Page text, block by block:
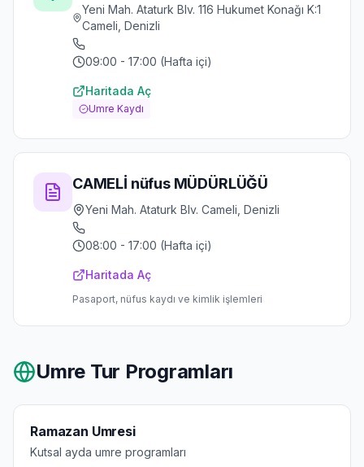
Yeni Mah. Ataturk Blv. 116 Hukumet Konağı K:1
Cameli, Denizli
09:00 - 17:00 (Hafta içi)
Haritada Aç
Umre Kaydı
CAMELİ nüfus MÜDÜRLÜĞÜ
Yeni Mah. Ataturk Blv. Cameli, Denizli
08:00 - 17:00 (Hafta içi)
Haritada Aç
Pasaport, nüfus kaydı ve kimlik işlemleri
Umre Tur Programları
Ramazan Umresi
Kutsal ayda umre programları